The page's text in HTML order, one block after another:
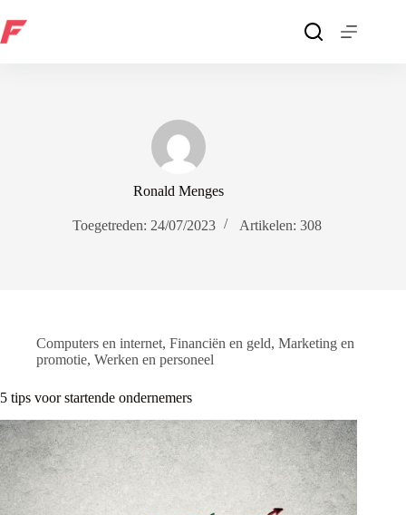
naar
de
Ronald Menges
Toegetreden: 24/07/2023 Artikelen: 308
Computers en internet, Financiën en geld, Marketing en
promotie, Werken en personeel
5 tips voor startende ondernemers